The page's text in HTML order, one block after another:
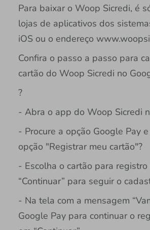
Para baixar o Woop Sicredi, é
lojas de aplicativos dos
iOS ou o endereço
Confira o passo a passo para
cartão do Woop Sicredi no
?
- Abra o app do Woop Sicredi
- Procure a opção Google Pay
opção "Registrar meu cartão"?
- Escolha o cartão para
“Continuar” para seguir o
- Na tela com a mensagem
Google Pay para continuar o